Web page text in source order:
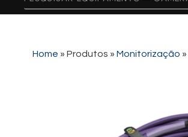
Home » Produtos » Monitorização »